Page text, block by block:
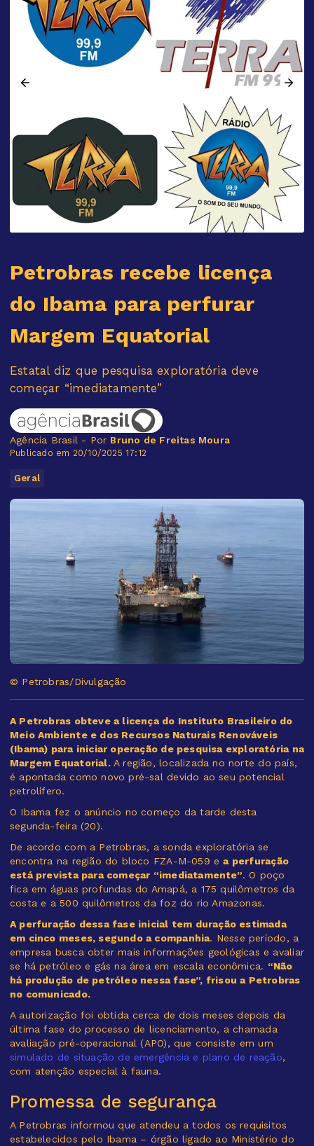
Petrobras recebe licença
do Ibama para perfurar
Margem Equatorial
Estatal diz que pesquisa exploratória deve
começar “imediatamente”
Agência Brasil - Por Bruno de Freitas Moura
Publicado em 20/10/2025 17:12
Geral
© Petrobras/Divulgação
A Petrobras obteve a licença do Instituto Brasileiro do
Meio Ambiente e dos Recursos Naturais Renováveis
(Ibama) para iniciar operação de pesquisa exploratória na
Margem Equatorial.A região, localizada no norte do país,
é apontada como novo pré-sal devido ao seu potencial
petrolífero.
O Ibama fez o anúncio no começo da tarde desta
segunda-feira (20).
De acordo com a Petrobras, a sonda exploratória se
encontra na região do bloco FZA-M-059 ea perfuração
está prevista para começar “imediatamente”. O poço
fica em águas profundas do Amapá, a 175 quilômetros da
costa e a 500 quilômetros da foz do rio Amazonas.
A perfuração dessa fase inicial tem duração estimada
em cinco meses, segundo a companhia. Nesse período, a
empresa busca obter mais informações geológicas e avaliar
se há petróleo e gás na área em escala econômica. “Não
há produção de petróleo nessa fase”, frisou a Petrobras
no comunicado.
A autorização foi obtida cerca de dois meses depois da
última fase do processo de licenciamento, a chamada
avaliação pré-operacional (APO), que consiste em um
simulado de situação de emergência e plano de reação,
com atenção especial à fauna.
Promessa de segurança
A Petrobras informou que atendeu a todos os requisitos
estabelecidos pelo Ibama – órgão ligado ao Ministério do